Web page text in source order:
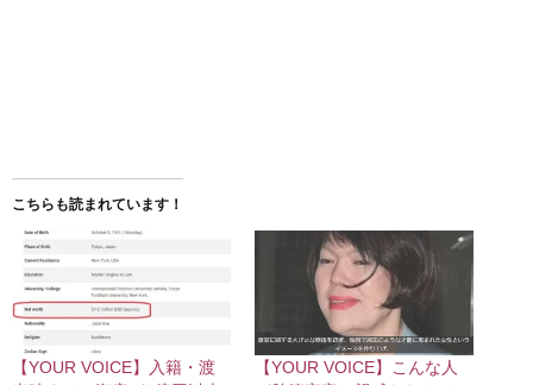
こちらも読まれています！
【YOUR VOICE】入籍・渡
【YOUR VOICE】こんな人